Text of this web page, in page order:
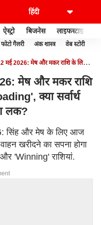
ऐस्ट्रो बिजनेस लाइफस्टाइल
फोटो गैलरी अंक शास्त्र वेब स्टोरी
मई 2026: मेष और मकर राशि के लिए
मेष और मकर राशि
क्या सर्वार्थ
लक?
सिंह और मेष के लिए आज
खरीदने का सपना होगा
'Winning' राशियां.